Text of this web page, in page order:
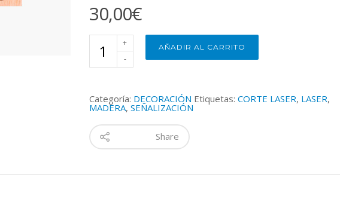
30,00€
Cartel
madera
señalización
AÑADIR AL CARRITO
Categoría: DECORACIÓN Etiquetas: CORTE LASER, LASER,
MADERA, SEÑALIZACIÓN
Share